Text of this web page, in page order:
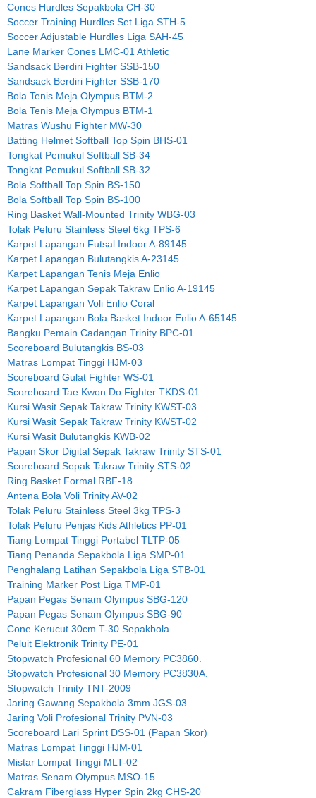
Cones Hurdles Sepakbola CH-30
Soccer Training Hurdles Set Liga STH-5
Soccer Adjustable Hurdles Liga SAH-45
Lane Marker Cones LMC-01 Athletic
Sandsack Berdiri Fighter SSB-150
Sandsack Berdiri Fighter SSB-170
Bola Tenis Meja Olympus BTM-2
Bola Tenis Meja Olympus BTM-1
Matras Wushu Fighter MW-30
Batting Helmet Softball Top Spin BHS-01
Tongkat Pemukul Softball SB-34
Tongkat Pemukul Softball SB-32
Bola Softball Top Spin BS-150
Bola Softball Top Spin BS-100
Ring Basket Wall-Mounted Trinity WBG-03
Tolak Peluru Stainless Steel 6kg TPS-6
Karpet Lapangan Futsal Indoor A-89145
Karpet Lapangan Bulutangkis A-23145
Karpet Lapangan Tenis Meja Enlio
Karpet Lapangan Sepak Takraw Enlio A-19145
Karpet Lapangan Voli Enlio Coral
Karpet Lapangan Bola Basket Indoor Enlio A-65145
Bangku Pemain Cadangan Trinity BPC-01
Scoreboard Bulutangkis BS-03
Matras Lompat Tinggi HJM-03
Scoreboard Gulat Fighter WS-01
Scoreboard Tae Kwon Do Fighter TKDS-01
Kursi Wasit Sepak Takraw Trinity KWST-03
Kursi Wasit Sepak Takraw Trinity KWST-02
Kursi Wasit Bulutangkis KWB-02
Papan Skor Digital Sepak Takraw Trinity STS-01
Scoreboard Sepak Takraw Trinity STS-02
Ring Basket Formal RBF-18
Antena Bola Voli Trinity AV-02
Tolak Peluru Stainless Steel 3kg TPS-3
Tolak Peluru Penjas Kids Athletics PP-01
Tiang Lompat Tinggi Portabel TLTP-05
Tiang Penanda Sepakbola Liga SMP-01
Penghalang Latihan Sepakbola Liga STB-01
Training Marker Post Liga TMP-01
Papan Pegas Senam Olympus SBG-120
Papan Pegas Senam Olympus SBG-90
Cone Kerucut 30cm T-30 Sepakbola
Peluit Elektronik Trinity PE-01
Stopwatch Profesional 60 Memory PC3860.
Stopwatch Profesional 30 Memory PC3830A.
Stopwatch Trinity TNT-2009
Jaring Gawang Sepakbola 3mm JGS-03
Jaring Voli Profesional Trinity PVN-03
Scoreboard Lari Sprint DSS-01 (Papan Skor)
Matras Lompat Tinggi HJM-01
Mistar Lompat Tinggi MLT-02
Matras Senam Olympus MSO-15
Cakram Fiberglass Hyper Spin 2kg CHS-20